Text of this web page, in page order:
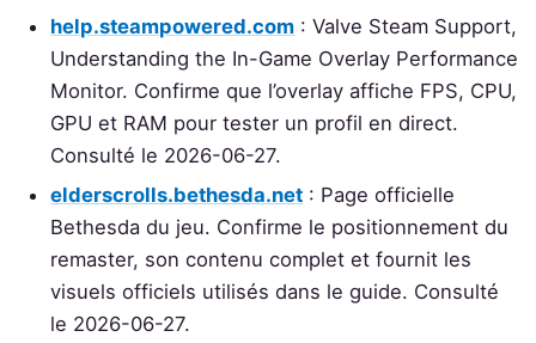
help.steampowered.com : Valve Steam Support,
Understanding the In-Game Overlay Performance
Monitor. Confirme que l’overlay affiche FPS, CPU,
GPU et RAM pour tester un profil en direct.
Consulté le 2026-06-27.
elderscrolls.bethesda.net : Page officielle
Bethesda du jeu. Confirme le positionnement du
remaster, son contenu complet et fournit les
visuels officiels utilisés dans le guide. Consulté
le 2026-06-27.